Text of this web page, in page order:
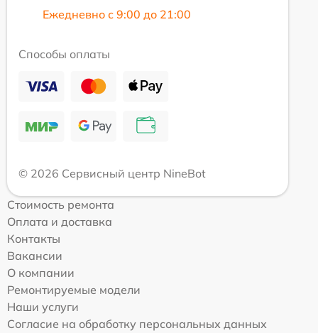
Ежедневно с 9:00 до 21:00
Способы оплаты
© 2026 Сервисный центр NineBot
Стоимость ремонта
Оплата и доставка
Контакты
Вакансии
О компании
Ремонтируемые модели
Наши услуги
Согласие на обработку персональных данных